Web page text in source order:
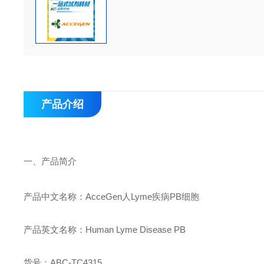
产品介绍
一、 产品简介
产品中文名称：AcceGen人 Lyme疾病PB细胞
产品英文名称： Human Lyme Disease PB